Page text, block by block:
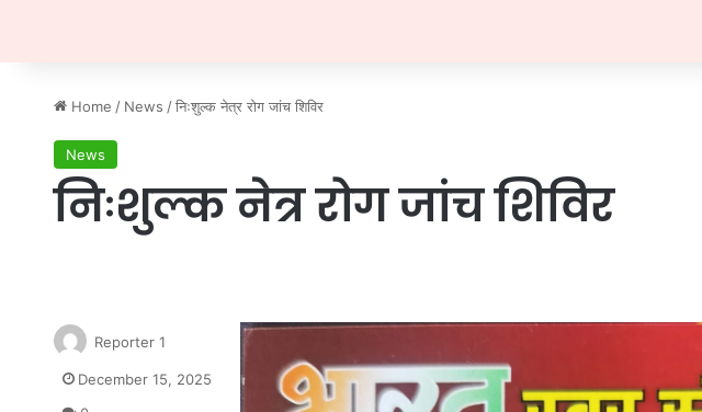
Home / News / निःशुल्क नेत्र रोग जांच शिविर
News
निःशुल्क नेत्र रोग जांच शिविर
Reporter 1
December 15, 2025